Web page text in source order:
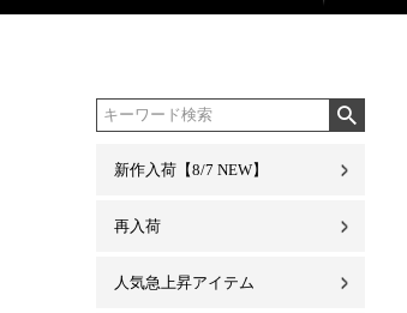
新作入荷【8/7 NEW】
再入荷
人気急上昇アイテム